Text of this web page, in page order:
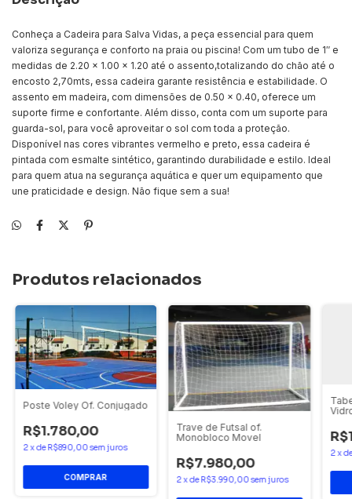
Conheça a Cadeira para Salva Vidas, a peça essencial para quem
valoriza segurança e conforto na praia ou piscina! Com um tubo de 1″ e
medidas de 2.20 x 1.00 x 1.20 até o assento,totalizando do chão até o
encosto 2,70mts, essa cadeira garante resistência e estabilidade. O
assento em madeira, com dimensões de 0.50 x 0.40, oferece um
suporte firme e confortante. Além disso, conta com um suporte para
guarda-sol, para você aproveitar o sol com toda a proteção.
Disponível nas cores vibrantes vermelho e preto, essa cadeira é
pintada com esmalte sintético, garantindo durabilidade e estilo. Ideal
para quem atua na segurança aquática e quer um equipamento que
une praticidade e design. Não fique sem a sua!
Produtos relacionados
Poste Voley Of. Conjugado
R$1.780,00
2xdeR$890,00sem juros
Trave de Futsal of.
Monobloco Movel
R$7.980,00
2xde R$3.990,00sem juros
2x